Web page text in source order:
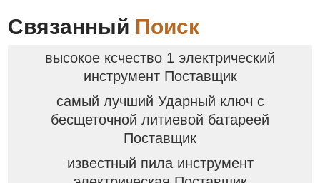
Связанный Поиск
высокое ксчество 1 электрический
инструмент Поставщик
самый лучший Ударный ключ с
бесщеточной литиевой батареей
Поставщик
известный пила инструмент